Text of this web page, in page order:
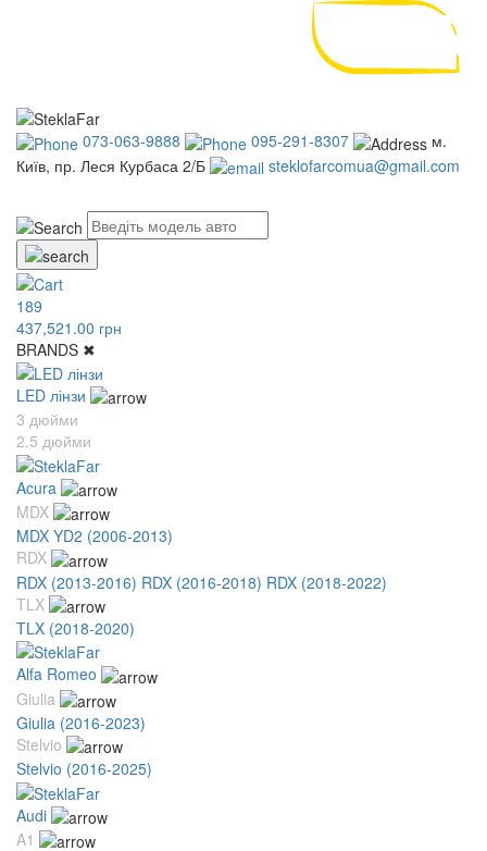
073-063-9888 095-291-8307
м.
Київ, пр. Леся Курбаса 2/Б
steklofarcomua@gmail.com
189
437,521.00 грн
BRANDS ✖
LED лінзи
3 дюйми
2.5 дюйми
Acura
MDX
MDX YD2 (2006-2013)
RDX
RDX (2013-2016) RDX (2016-2018) RDX (2018-2022)
TLX
TLX (2018-2020)
Alfa Romeo
Giulia
Giulia (2016-2023)
Stelvio
Stelvio (2016-2025)
Audi
A1